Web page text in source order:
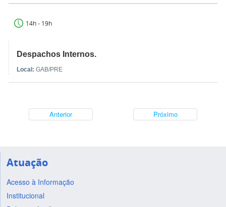
14h - 19h
Despachos Internos.
Local: GAB/PRE
Anterior Próximo
Atuação
Acesso à Informação
Institucional